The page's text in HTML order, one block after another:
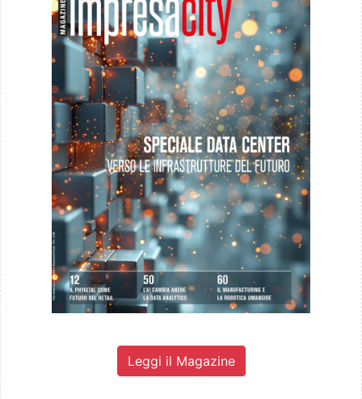
Leggi il Magazine